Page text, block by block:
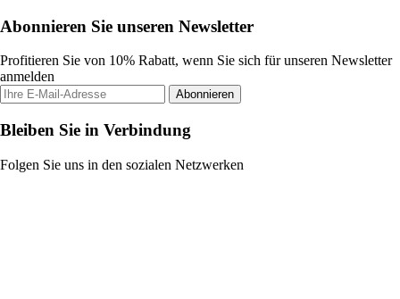
Abonnieren Sie unseren Newsletter
Profitieren Sie von 10% Rabatt, wenn Sie sich für unseren Newsletter
anmelden
Abonnieren
Bleiben Sie in Verbindung
Folgen Sie uns in den sozialen Netzwerken